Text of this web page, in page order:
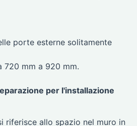
porte esterne solitamente
720 mm a 920 mm.
per l'installazione
riferisce allo spazio nel muro in